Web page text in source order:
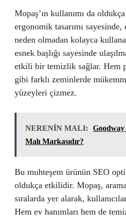
Mopaş’ın kullanımı da
ergonomik tasarımı
neden olmadan kolayca
esnek başlığı sayesinde
etkili bir temizlik sağlar. Hem
gibi farklı zeminlerde
yüzeyleri çizmez.
NERENİN MALI:
Malı Markasıdır?
Bu muhteşem ürünün SEO
oldukça etkilidir. Mopaş,
sıralarda yer alarak,
Hem ev hanımları hem de